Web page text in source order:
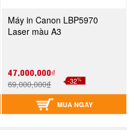
Máy in Canon LBP5970
Laser màu A3
47,000,000₫
69,000,000₫ -32%
MUA NGAY